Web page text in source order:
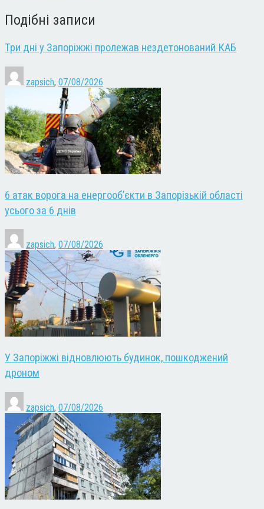
Подібні записи
Три дні у Запоріжжі пролежав нездетонований КАБ
zapsich, 07/08/2026
6 атак ворога на енергооб’єкти в Запорізькій області
усього за 6 днів
zapsich, 07/08/2026
У Запоріжжі відновлюють будинок, пошкоджений
дроном
zapsich, 07/08/2026